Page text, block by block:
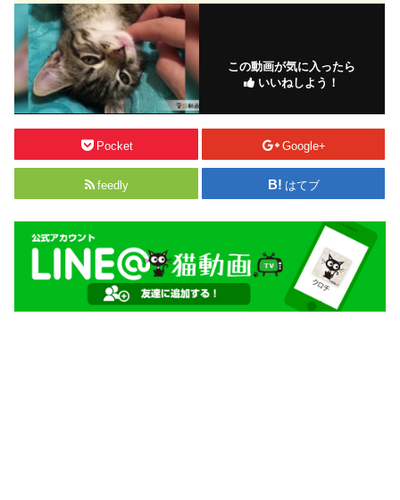
この動画が気に入ったら
いいねしよう！
Pocket Google+
feedly はてブ